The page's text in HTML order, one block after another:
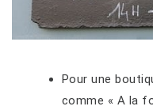
Pour une
comme « A la